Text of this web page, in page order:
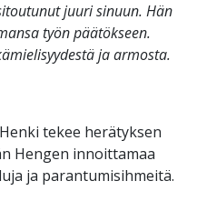
juuri sinuun. Hän
työn päätökseen.
ja armosta.
tekee herätyksen
Hengen innoittamaa
ja parantumisihmeitä.